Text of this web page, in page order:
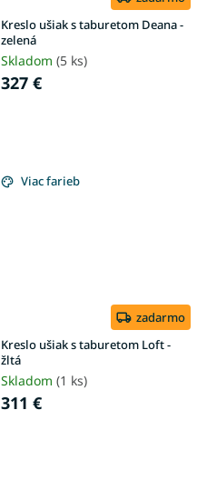
Kreslo ušiak s taburetom Deana -
zelená
Skladom (5 ks)
327 €
Viac farieb
zadarmo
Kreslo ušiak s taburetom Loft -
žltá
Skladom (1 ks)
311 €